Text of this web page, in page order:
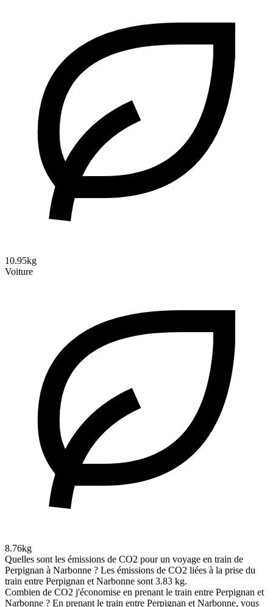
10.95kg
Voiture
8.76kg
Quelles sont les émissions de CO2 pour un voyage en train de
Perpignan à Narbonne ? Les émissions de CO2 liées à la prise du
train entre Perpignan et Narbonne sont 3.83 kg.
Combien de CO2 j'économise en prenant le train entre Perpignan et
Narbonne ? En prenant le train entre Perpignan et Narbonne, vous